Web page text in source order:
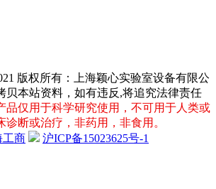
版权所有：上海颖心实验室设备有限公
贝本站资料，如有违反,将追究法律责任
品仅用于科学研究使用，不可用于人类或
诊断或治疗，非药用，非食用。
工商
沪ICP备15023625号-1